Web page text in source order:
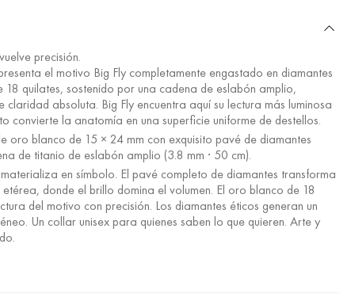
precisión.
el motivo Big Fly completamente engastado en diamantes
quilates, sostenido por una cadena de eslabón amplio,
claridad absoluta. Big Fly encuentra aquí su lectura más luminosa
convierte la anatomía en una superficie uniforme de destellos.
oro blanco de 15 × 24 mm con exquisito pavé de diamantes
de titanio de eslabón amplio (3.8 mm · 50 cm).
en símbolo. El pavé completo de diamantes transforma
donde el brillo domina el volumen. El oro blanco de 18
del motivo con precisión. Los diamantes éticos generan un
Un collar unisex para quienes saben lo que quieren. Arte y